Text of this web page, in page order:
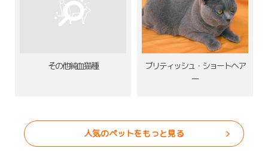
その他純血猫種
ブリティッシュ・ショートヘア
ー
人気のペットをもっと見る